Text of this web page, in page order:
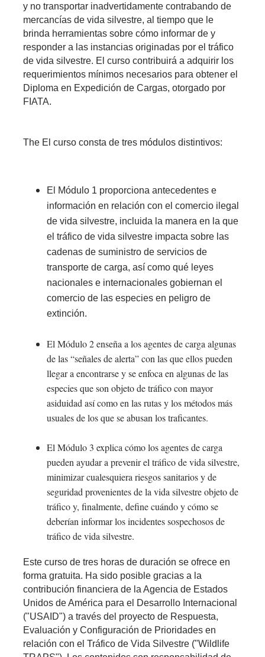
y no transportar inadvertidamente contrabando de
mercancías de vida silvestre, al tiempo que le
brinda herramientas sobre cómo informar de y
responder a las instancias originadas por el tráfico
de vida silvestre. El curso contribuirá a adquirir los
requerimientos mínimos necesarios para obtener el
Diploma en Expedición de Cargas, otorgado por
FIATA.
The El curso consta de tres módulos distintivos:
El Módulo 1 proporciona antecedentes e
información en relación con el comercio ilegal
de vida silvestre, incluida la manera en la que
el tráfico de vida silvestre impacta sobre las
cadenas de suministro de servicios de
transporte de carga, así como qué leyes
nacionales e internacionales gobiernan el
comercio de las especies en peligro de
extinción.
El Módulo 2 enseña a los agentes de carga algunas
de las “señales de alerta” con las que ellos pueden
llegar a encontrarse y se enfoca en algunas de las
especies que son objeto de tráfico con mayor
asiduidad así como en las rutas y los métodos más
usuales de los que se abusan los traficantes.
El Módulo 3 explica cómo los agentes de carga
pueden ayudar a prevenir el tráfico de vida silvestre,
minimizar cualesquiera riesgos sanitarios y de
seguridad provenientes de la vida silvestre objeto de
tráfico y, finalmente, define cuándo y cómo se
deberían informar los incidentes sospechosos de
tráfico de vida silvestre.
Este curso de tres horas de duración se ofrece en
forma gratuita. Ha sido posible gracias a la
contribución financiera de la Agencia de Estados
Unidos de América para el Desarrollo Internacional
("USAID") a través del proyecto de Respuesta,
Evaluación y Configuración de Prioridades en
relación con el Tráfico de Vida Silvestre ("Wildlife